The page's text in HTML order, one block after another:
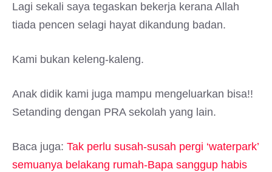
Lagi sekali saya tegaskan bekerja kerana Allah
tiada pencen selagi hayat dikandung badan.
Kami bukan keleng-kaleng.
Anak didik kami juga mampu mengeluarkan bisa!!
Setanding dengan PRA sekolah yang lain.
Baca juga: Tak perlu susah-susah pergi ‘waterpark’
semuanya belakang rumah-Bapa sanggup habis